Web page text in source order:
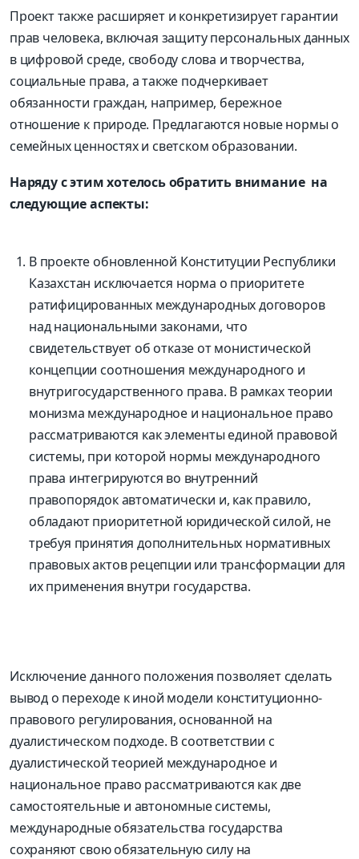
Проект также расширяет и конкретизирует гарантии
прав человека, включая защиту персональных данных
в цифровой среде, свободу слова и творчества,
социальные права, а также подчеркивает
обязанности граждан, например, бережное
отношение к природе. Предлагаются новые нормы о
семейных ценностях и светском образовании.
Наряду с этим хотелось обратить внимание на
следующие аспекты:
В проекте обновленной Конституции Республики
Казахстан исключается норма о приоритете
ратифицированных международных договоров
над национальными законами, что
свидетельствует об отказе от монистической
концепции соотношения международного и
внутригосударственного права. В рамках теории
монизма международное и национальное право
рассматриваются как элементы единой правовой
системы, при которой нормы международного
права интегрируются во внутренний
правопорядок автоматически и, как правило,
обладают приоритетной юридической силой, не
требуя принятия дополнительных нормативных
правовых актов рецепции или трансформации для
их применения внутри государства.
Исключение данного положения позволяет сделать
вывод о переходе к иной модели конституционно-
правового регулирования, основанной на
дуалистическом подходе. В соответствии с
дуалистической теорией международное и
национальное право рассматриваются как две
самостоятельные и автономные системы,
международные обязательства государства
сохраняют свою обязательную силу на